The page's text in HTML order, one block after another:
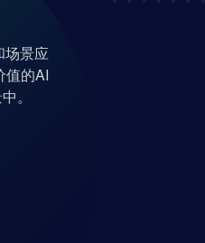
场景应
值的AI
。